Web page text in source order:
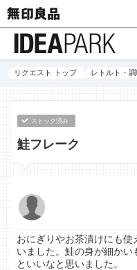
リクエスト トップ レトルト・
ストック済み
鮭フレーク
おにぎりやお茶漬けにも
いました。鮭の身が細か
といいなと思いました。